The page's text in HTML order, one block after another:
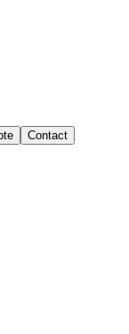
Contact